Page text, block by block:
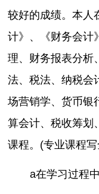
较好的成绩。本人
计》、《财务会计
理、财务报表分析
法、税法、纳税会
场营销学、货币银
算会计、税收筹划
课程。(专业课程
a在学习过程